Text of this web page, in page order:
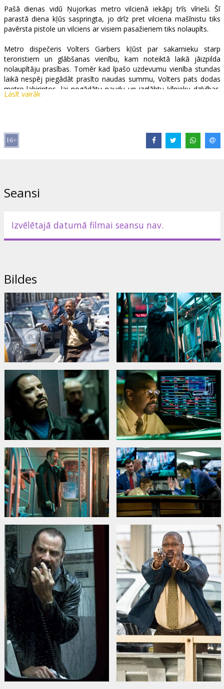
Kino
Klubs
Pašā dienas vidū Ņujorkas metro vilcienā iekāpj trīs vīrieši. Šī
parastā diena kļūs saspringta, jo drīz pret vilciena mašīnistu tiks
pavērsta pistole un vilciens ar visiem pasažieriem tiks nolaupīts.
Metro dispečeris Volters Garbers kļūst par sakarnieku starp
teroristiem un glābšanas vienību, kam noteiktā laikā jāizpilda
nolaupītāju prasības. Tomēr kad īpašo uzdevumu vienība stundas
laikā nespēj piegādāt prasīto naudas summu, Volters pats dodas
metro labirintos, lai nogādātu naudu un izglābtu ķīlnieku dzīvības.
Tomēr viena lieta nebeidz nodarbināt viņa prātu - pat ja laupītāji
Lomās: Denzel Washington, John Travolta, John Turturro, Luis
Guzman, Michael Rispoli, James Gandolfini
Scenārijs: Brian Helgeland
Filma angļu valodā ar subtitriem latviešu un krievu valodā.
Lasīt vairāk
Seansi
Izvēlētajā datumā filmai seansu nav.
Bildes